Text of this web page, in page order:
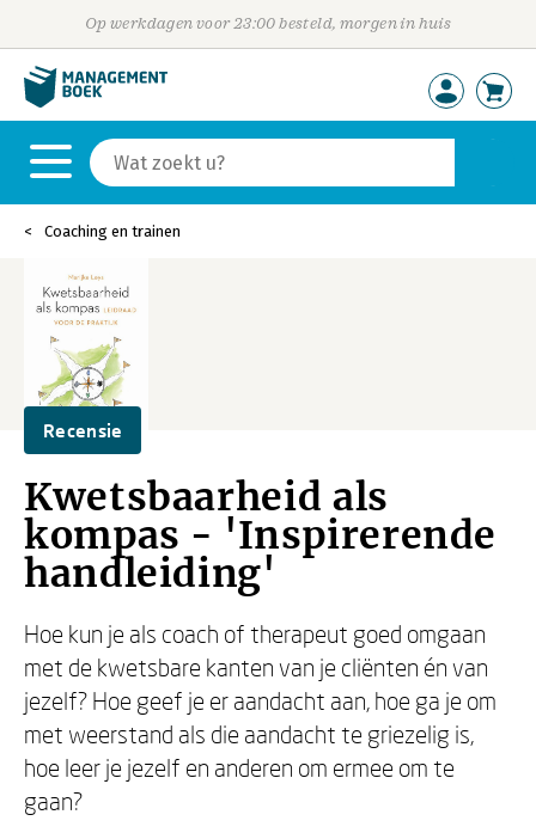
Op werkdagen voor 23:00 besteld, morgen in huis
Coaching en trainen
Recensie
Kwetsbaarheid als
kompas - 'Inspirerende
handleiding'
Hoe kun je als coach of therapeut goed omgaan
met de kwetsbare kanten van je cliënten én van
jezelf? Hoe geef je er aandacht aan, hoe ga je om
met weerstand als die aandacht te griezelig is,
hoe leer je jezelf en anderen om ermee om te
gaan?